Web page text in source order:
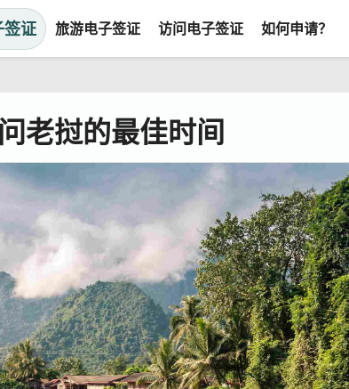
签证 旅游电子签证 访问电子签证 如何申请？
老挝的最佳时间